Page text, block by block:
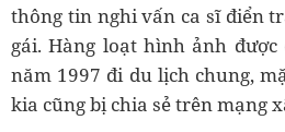
thông tin nghi vấn ca sĩ điển
gái. Hàng loạt hình ảnh
năm 1997 đi du lịch chung,
kia cũng bị chia sẻ trên mạng